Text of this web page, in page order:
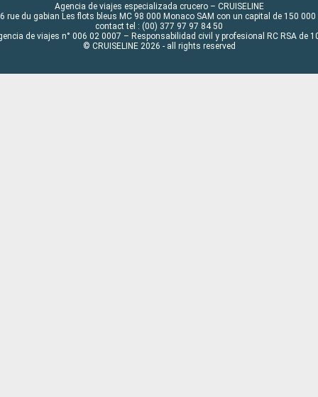
Agencia de viajes especializada crucero – CRUISELINE
rue du gabian Les flots bleus MC 98 000 Monaco SAM con un capital de 150 000
contact tel : (00) 377 97 97 84 50
de viajes n° 006 02 0007 – Responsabilidad civil y profesional RC RSA de
© CRUISELINE 2026 - all rights reserved